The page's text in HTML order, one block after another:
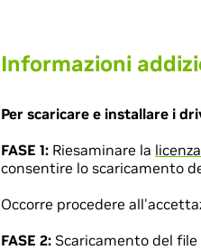
Informazioni
Per scaricare e installare i
FASE 1: Riesaminare la
consentire lo scaricamento
Occorre procedere
FASE 2: Scaricamento del